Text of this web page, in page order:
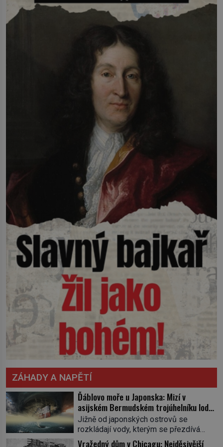
ZÁHADY A NAPĚTÍ
Ďáblovo moře u Japonska: Mizí v
asijském Bermudském trojúhelníku lodě
ve spárech neznámé síly?
Jižně od japonských ostrovů se
rozkládají vody, kterým se přezdívá
Ďáblovo moře. Vypráví se o lodích
Vražedný dům v Chicagu: Nejděsivější